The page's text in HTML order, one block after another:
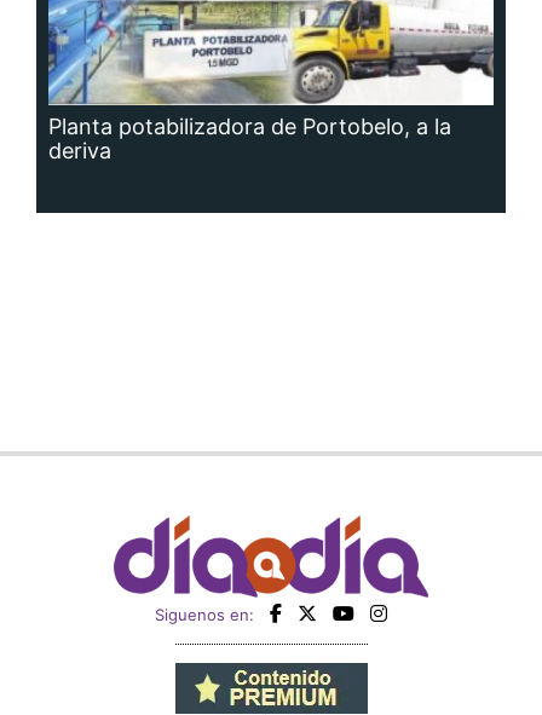
Planta potabilizadora de Portobelo, a la
deriva
Siguenos en: